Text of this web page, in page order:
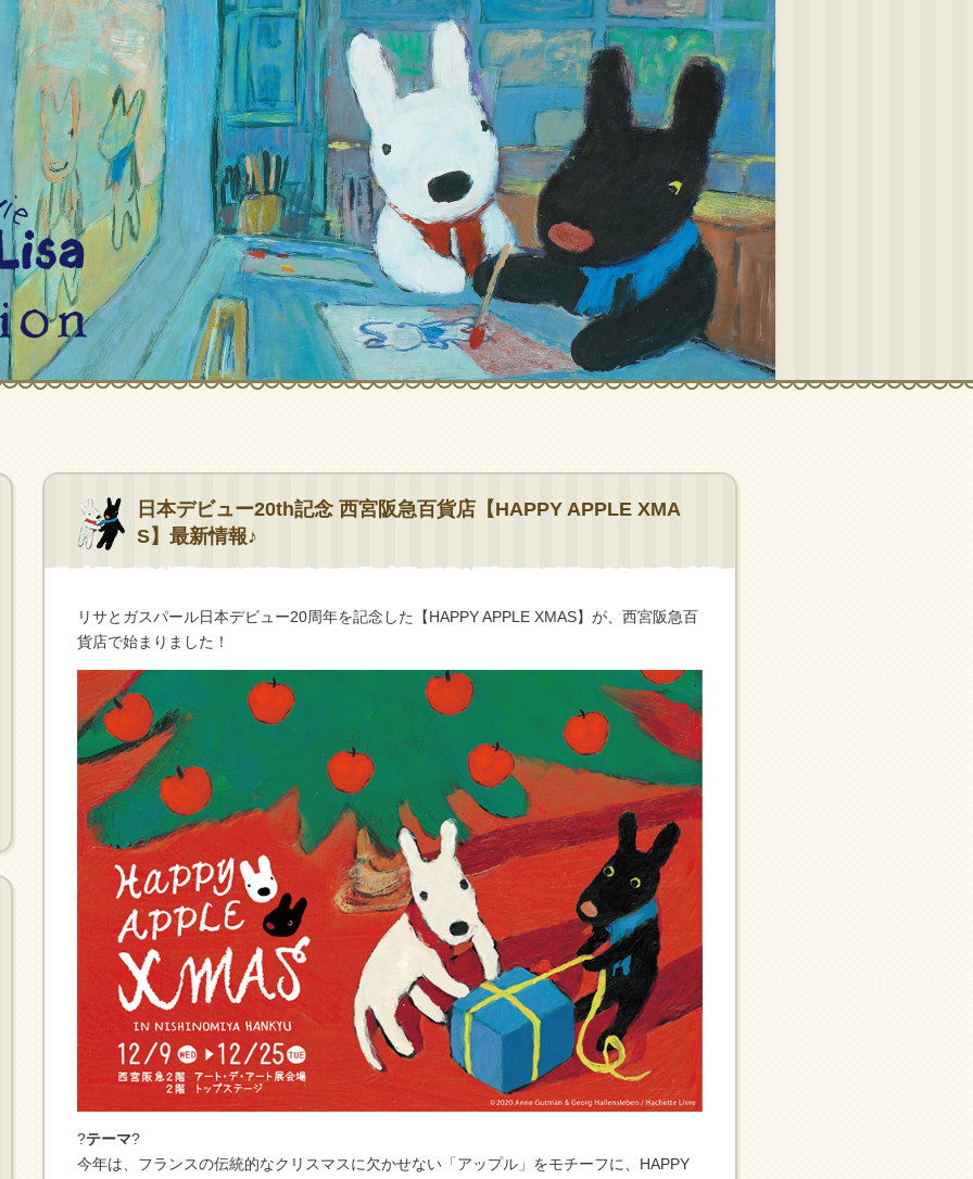
日本デビュー20th記念 西宮阪急百貨店【HAPPY APPLE XMA
S】最新情報♪
リサとガスパール日本デビュー20周年を記念した【HAPPY APPLE XMAS】が、西宮阪急百
貨店で始まりました！
?テーマ?
今年は、フランスの伝統的なクリスマスに欠かせない「アップル」をモチーフに、HAPPY